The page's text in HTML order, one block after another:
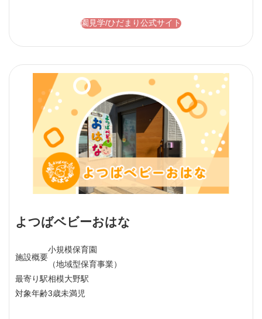
園見学/ひだまり公式サイト
よつばベビーおはな
施設概要
小規模保育園
（地域型保育事業）
最寄り駅相模大野駅
対象年齢3歳未満児